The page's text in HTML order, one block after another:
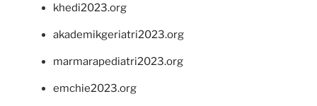
khedi2023.org
akademikgeriatri2023.org
marmarapediatri2023.org
emchie2023.org